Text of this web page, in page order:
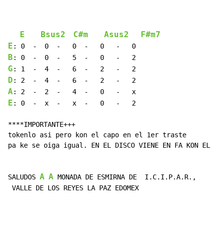
E Bsus2 C#m Asus2
F#m7
E
B
G
D
A
E : 0  -  x  -   x  -   0   -   2
****IMPORTANTE+++
tokenlo asi pero kon el capo en el 1er traste
pa ke se oiga igual. EN EL DISCO VIENE EN FA KON EL
SALUDOS A A MONADA DE ESMIRNA DE  I.C.I.P.A.R.,
VALLE DE LOS REYES LA PAZ EDOMEX